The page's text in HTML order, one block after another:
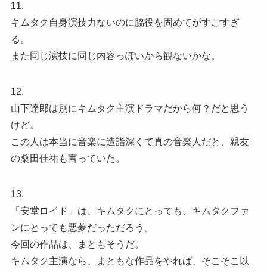
11.
キムタク自身演技力ないのに脇役を固めてがすごすぎ
る。
また同じ演技に同じ内容っぽいから観ないかな。
12.
山下達郎は別にキムタク主演ドラマだから何？だと思う
けど。
この人は本当に音楽に造詣深くて真の音楽人だと、親友
の桑田佳祐も言っていた。
13.
「安堂ロイド」は、キムタクにとっても、キムタクファ
ンにとっても悪夢だっただろう。
今回の作品は、まともそうだ。
キムタク主演なら、まともな作品をやれば、そこそこ以